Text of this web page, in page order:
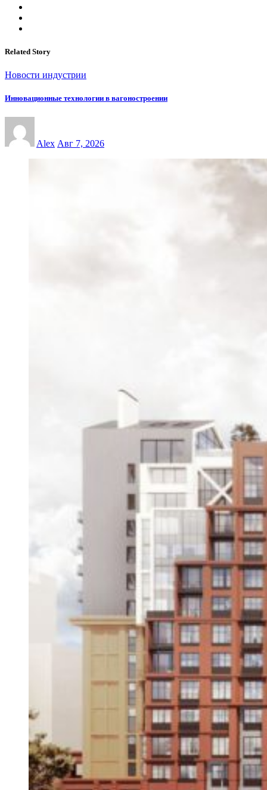
Related Story
Новости индустрии
Инновационные технологии в вагоностроении
Alex Авг 7, 2026